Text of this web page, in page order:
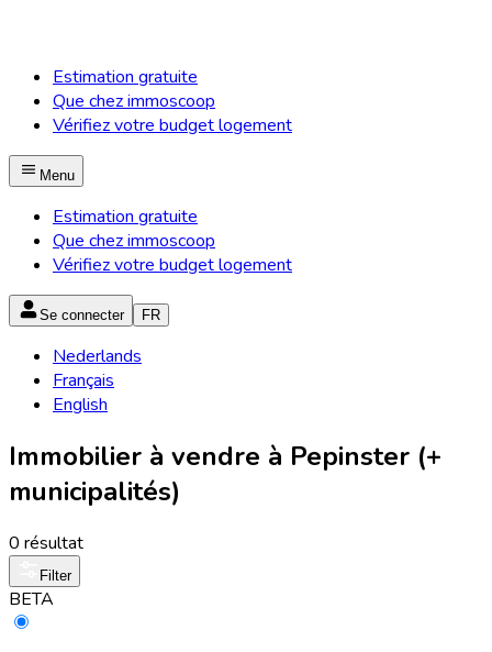
Estimation gratuite
Que chez immoscoop
Vérifiez votre budget logement
Menu
Estimation gratuite
Que chez immoscoop
Vérifiez votre budget logement
Se connecter FR
Nederlands
Français
English
Immobilier à vendre à Pepinster (+
municipalités)
0 résultat
Filter
BETA